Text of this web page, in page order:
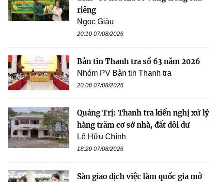
riêng
Ngọc Giàu
20:10 07/08/2026
Bản tin Thanh tra số 63 năm 2026
Nhóm PV Bản tin Thanh tra
20:00 07/08/2026
Quảng Trị: Thanh tra kiến nghị xử lý
hàng trăm cơ sở nhà, đất dôi dư
Lê Hữu Chính
18:20 07/08/2026
Sàn giao dịch việc làm quốc gia mở